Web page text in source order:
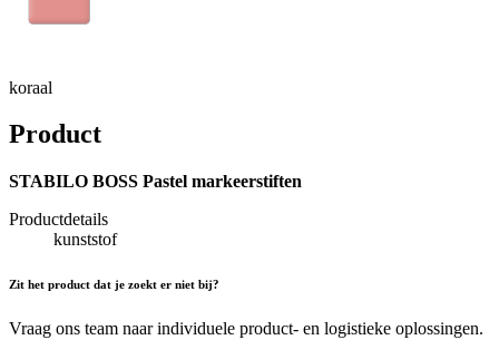
koraal
Product
STABILO BOSS Pastel markeerstiften
Productdetails
kunststof
Zit het product dat je zoekt er niet bij?
Vraag ons team naar individuele product- en logistieke oplossingen.